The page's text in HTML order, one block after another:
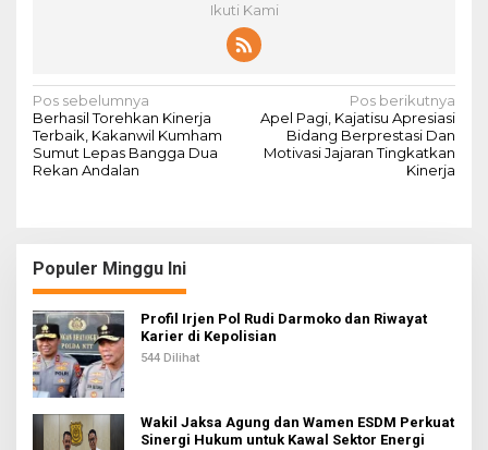
Ikuti Kami
N
a
v
a
s
i
p
o
s
Pos sebelumnya
Berhasil Torehkan Kinerja
Terbaik, Kakanwil Kumham
Sumut Lepas Bangga Dua
Rekan Andalan
Pos berikutnya
Apel Pagi, Kajatisu Apresiasi
Bidang Berprestasi Dan
Motivasi Jajaran Tingkatkan
Kinerja
Populer Minggu Ini
Profil Irjen Pol Rudi Darmoko dan Riwayat
Karier di Kepolisian
544 Dilihat
Wakil Jaksa Agung dan Wamen ESDM Perkuat
Sinergi Hukum untuk Kawal Sektor Energi